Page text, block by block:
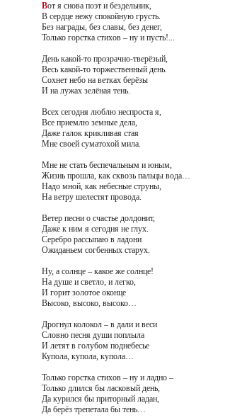
Вот я снова поэт и бездельник,
В сердце нежу спокойную грусть.
Без награды, без славы, без денег,
Только горстка стихов – ну и пусть!...
День какой-то прозрачно-тверёзый,
Весь какой-то торжественный день.
Сохнет небо на ветках берёзы
И на лужах зелёная тень.
Всех сегодня люблю неспроста я,
Все приемлю земные дела,
Даже галок крикливая стая
Мне своей суматохой мила.
Мне не стать беспечальным и юным,
Жизнь прошла, как сквозь пальцы вода…
Надо мной, как небесные струны,
На ветру шелестят провода.
Ветер песни о счастье долдонит,
Даже к ним я сегодня не глух.
Серебро рассыпаю в ладони
Ожиданьем согбенных старух.
Ну, а солнце – какое же солнце!
На душе и светло, и легко,
И горит золотое оконце
Высоко, высоко, высоко…
Дрогнул колокол – в дали и веси
Словно песня души поплыла
И летят в голубом поднебесье
Купола, купола, купола…
Только горстка стихов – ну и ладно –
Только длился бы ласковый день,
Да курился бы приторный ладан,
Да берёз трепетала бы тень…